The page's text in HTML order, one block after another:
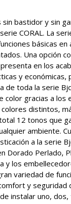
sin bastidor y sin
CORAL. La
básicas en
Una opción
en los
y económicas,
de toda la serie
color gracias a los
distintos,
12 tonos que
ambiente.
a la serie
Dorado Perlado,
y los
variedad de
y seguridad
instalar uno,